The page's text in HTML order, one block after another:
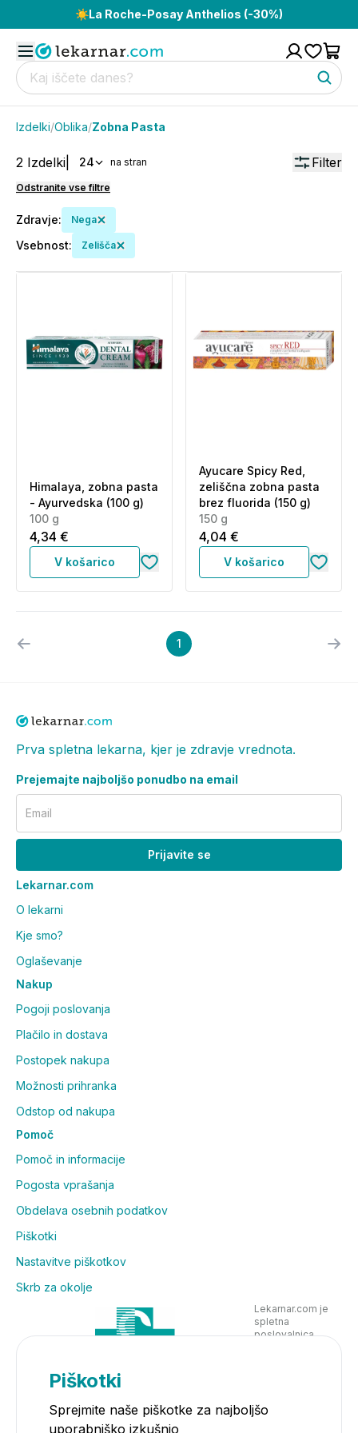
☀️La Roche-Posay Anthelios (-30%)
Izdelki/Oblika/Zobna Pasta
2 Izdelki 24 na stran Filter
Odstranite vse filtre
Zdravje: Nega
Vsebnost: Zelišča
Himalaya, zobna pasta
- Ayurvedska (100 g)
100 g
4,34 €
V košarico
Ayucare Spicy Red,
zeliščna zobna pasta
brez fluorida (150 g)
150 g
4,04 €
V košarico
1
Prva spletna lekarna, kjer je zdravje vrednota.
Prejemajte najboljšo ponudbo na email
Email
Prijavite se
Lekarnar.com
O lekarni
Kje smo?
Oglaševanje
Nakup
Pogoji poslovanja
Plačilo in dostava
Postopek nakupa
Možnosti prihranka
Odstop od nakupa
Pomoč
Pomoč in informacije
Pogosta vprašanja
Obdelava osebnih podatkov
Piškotki
Nastavitve piškotkov
Skrb za okolje
Lekarnar.com je
spletna
poslovalnica
Piškotki
Sprejmite naše piškotke za najboljšo
uporabniško izkušnjo